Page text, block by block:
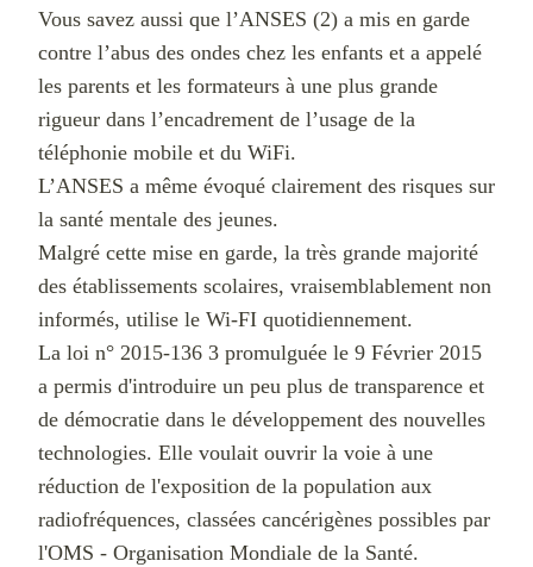
Vous savez aussi que l’ANSES (2) a mis en garde
contre l’abus des ondes chez les enfants et a appelé
les parents et les formateurs à une plus grande
rigueur dans l’encadrement de l’usage de la
téléphonie mobile et du WiFi.
L’ANSES a même évoqué clairement des risques sur
la santé mentale des jeunes.
Malgré cette mise en garde, la très grande majorité
des établissements scolaires, vraisemblablement non
informés, utilise le Wi-FI quotidiennement.
La loi n° 2015-136 3 promulguée le 9 Février 2015
a permis d'introduire un peu plus de transparence et
de démocratie dans le développement des nouvelles
technologies. Elle voulait ouvrir la voie à une
réduction de l'exposition de la population aux
radiofréquences, classées cancérigènes possibles par
l'OMS - Organisation Mondiale de la Santé.